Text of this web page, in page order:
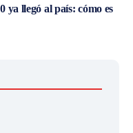
ya llegó al país: cómo es